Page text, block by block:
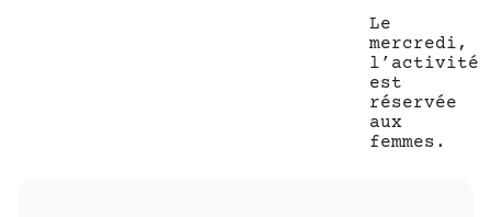
Le
mercredi,
l’activité
est
réservée
aux
femmes.